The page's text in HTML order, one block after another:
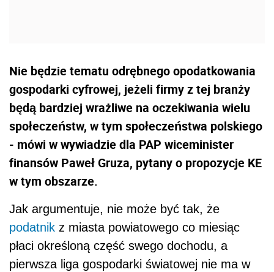
Nie będzie tematu odrębnego opodatkowania
gospodarki cyfrowej, jeżeli firmy z tej branży
będą bardziej wrażliwe na oczekiwania wielu
społeczeństw, w tym społeczeństwa polskiego
- mówi w wywiadzie dla PAP wiceminister
finansów Paweł Gruza, pytany o propozycje KE
w tym obszarze.
Jak argumentuje, nie może być tak, że
podatnik z miasta powiatowego co miesiąc
płaci określoną część swego dochodu, a
pierwsza liga gospodarki światowej nie ma w